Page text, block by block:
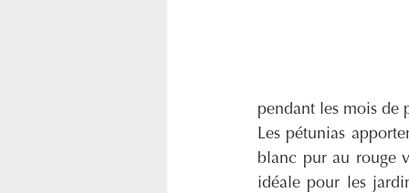
pendant les mois de
Les pétunias
blanc pur au rouge
idéale pour les